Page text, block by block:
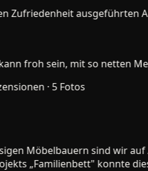
ausgeführten
froh sein, mit so netten
· 5 Fotos
Möbelbauern sind wir auf
„Familienbett" konnte